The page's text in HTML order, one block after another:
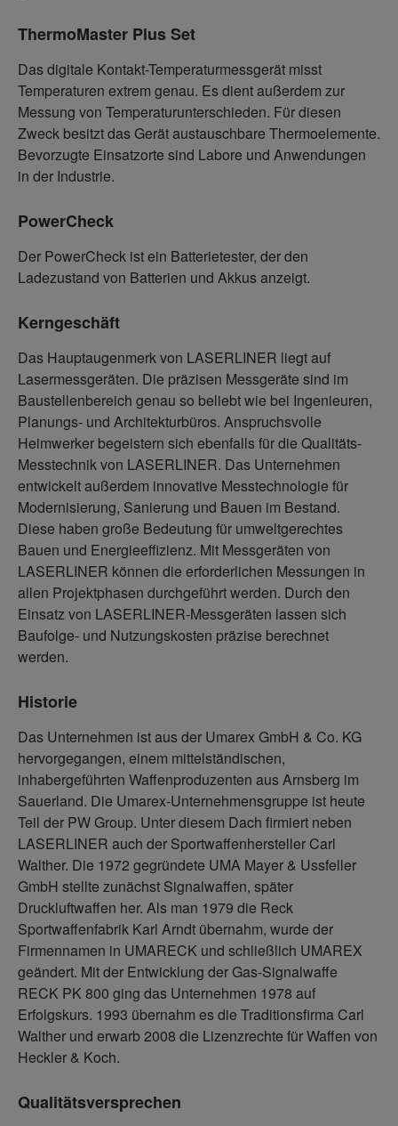
ThermoMaster Plus Set
Das digitale Kontakt-Temperaturmessgerät misst
Temperaturen extrem genau. Es dient außerdem zur
Messung von Temperaturunterschieden. Für diesen
Zweck besitzt das Gerät austauschbare Thermoelemente.
Bevorzugte Einsatzorte sind Labore und Anwendungen
in der Industrie.
PowerCheck
Der PowerCheck ist ein Batterietester, der den
Ladezustand von Batterien und Akkus anzeigt.
Kerngeschäft
Das Hauptaugenmerk von LASERLINER liegt auf
Lasermessgeräten. Die präzisen Messgeräte sind im
Baustellenbereich genau so beliebt wie bei Ingenieuren,
Planungs- und Architekturbüros. Anspruchsvolle
Heimwerker begeistern sich ebenfalls für die Qualitäts-
Messtechnik von LASERLINER. Das Unternehmen
entwickelt außerdem innovative Messtechnologie für
Modernisierung, Sanierung und Bauen im Bestand.
Diese haben große Bedeutung für umweltgerechtes
Bauen und Energieeffizienz. Mit Messgeräten von
LASERLINER können die erforderlichen Messungen in
allen Projektphasen durchgeführt werden. Durch den
Einsatz von LASERLINER-Messgeräten lassen sich
Baufolge- und Nutzungskosten präzise berechnet
werden.
Historie
Das Unternehmen ist aus der Umarex GmbH & Co. KG
hervorgegangen, einem mittelständischen,
inhabergeführten Waffenproduzenten aus Arnsberg im
Sauerland. Die Umarex-Unternehmensgruppe ist heute
Teil der PW Group. Unter diesem Dach firmiert neben
LASERLINER auch der Sportwaffenhersteller Carl
Walther. Die 1972 gegründete UMA Mayer & Ussfeller
GmbH stellte zunächst Signalwaffen, später
Druckluftwaffen her. Als man 1979 die Reck
Sportwaffenfabrik Karl Arndt übernahm, wurde der
Firmennamen in UMARECK und schließlich UMAREX
geändert. Mit der Entwicklung der Gas-Signalwaffe
RECK PK 800 ging das Unternehmen 1978 auf
Erfolgskurs. 1993 übernahm es die Traditionsfirma Carl
Walther und erwarb 2008 die Lizenzrechte für Waffen von
Heckler & Koch.
Qualitätsversprechen